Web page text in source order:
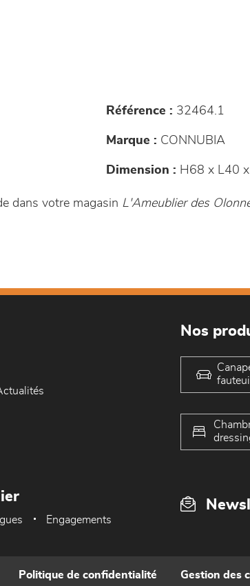
Référence : 32464.1
Marque : CONNUBIA
Dimension : H68 x L40
dans votre magasin L'Ameublier des
Nos
Engagements
Politique de confidentialité Gestion des